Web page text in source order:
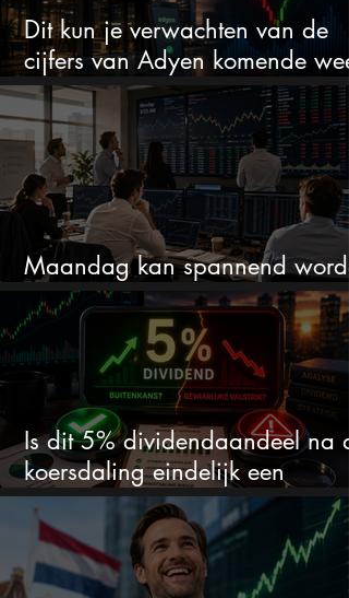
Dit kun je verwachten van de
cijfers van Adyen komende
na 33% daling
Maandag kan spannend
dit zijn 3 dingen om op te letten
Is dit 5% dividendaandeel na
koersdaling eindelijk een
koopkans?